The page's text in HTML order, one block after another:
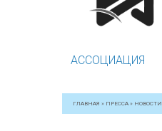
АССОЦИАЦИЯ
ГЛАВНАЯ » ПРЕССА » НОВОСТИ